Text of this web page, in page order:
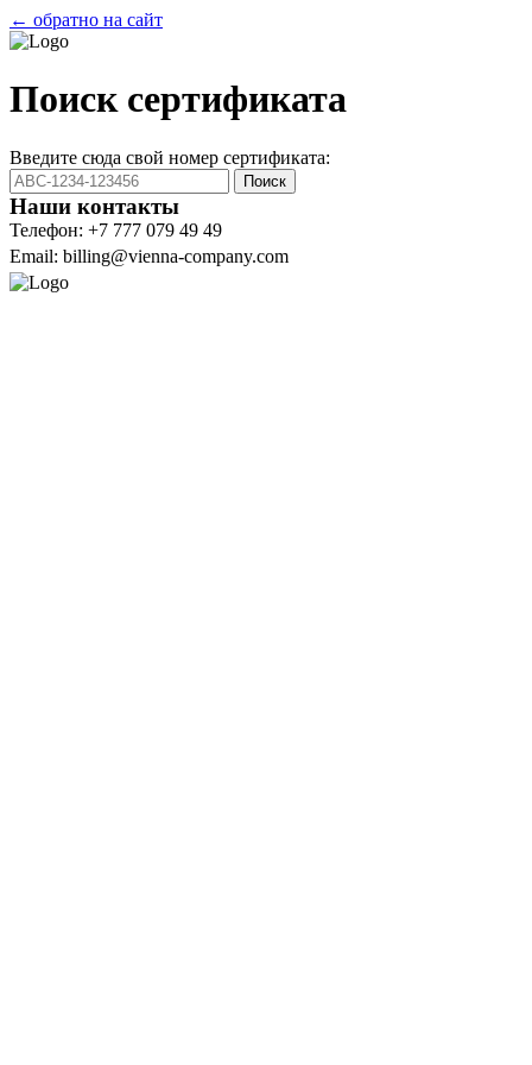
← обратно на сайт
Поиск сертификата
Введите сюда свой номер сертификата:
Поиск
Наши контакты
Телефон: +7 777 079 49 49
Email: billing@vienna-company.com